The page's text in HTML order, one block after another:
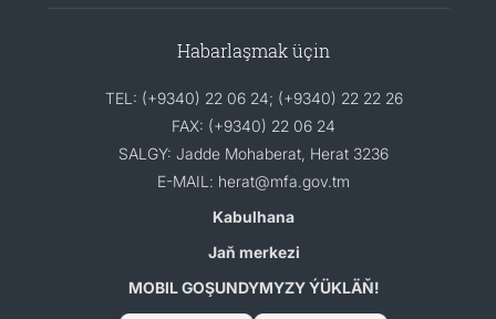
Habarlaşmak üçin
TEL: (+9340) 22 06 24; (+9340) 22 22 26
FAX: (+9340) 22 06 24
SALGY: Jadde Mohaberat, Herat 3236
E-MAIL: herat@mfa.gov.tm
Kabulhana
Jaň merkezi
MOBIL GOŞUNDYMYZY ÝÜKLÄŇ!